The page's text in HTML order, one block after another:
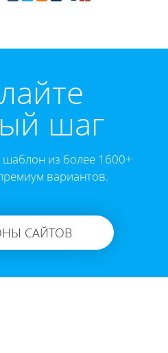
шаг
из более 1600+
вариантов.
САЙТОВ